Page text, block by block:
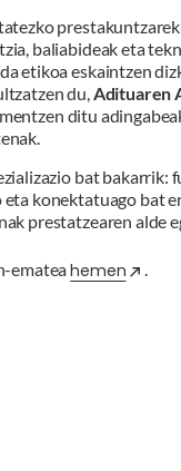
baliabideak eta
etikoa eskaintzen
du,Adituaren
ditu
bat bakarrik:
konektatuago bat
prestatzearen alde
emateahemen .